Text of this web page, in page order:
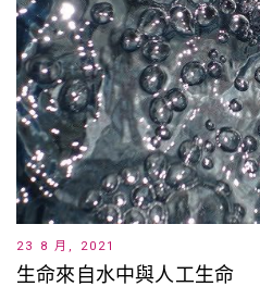
23 8 月, 2021
生命來自水中與人工生命